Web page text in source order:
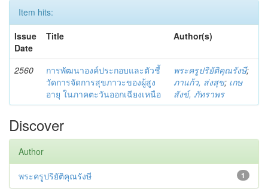
Item hits:
Issue
Date
Title Author(s)
2560
การพัฒนาองค์ประกอบและตัวชี้
วัดการจัดการสุขภาวะของผู้สูง
อายุ ในภาคตะวันออกเฉียงเหนือ
พระครูปริยัติคุณรังษี;
ภาแก้ว, ส่งสุข; เกษ
สังข์, ภัทราพร
Discover
Author
1
พระครูปริยัติคุณรังษี